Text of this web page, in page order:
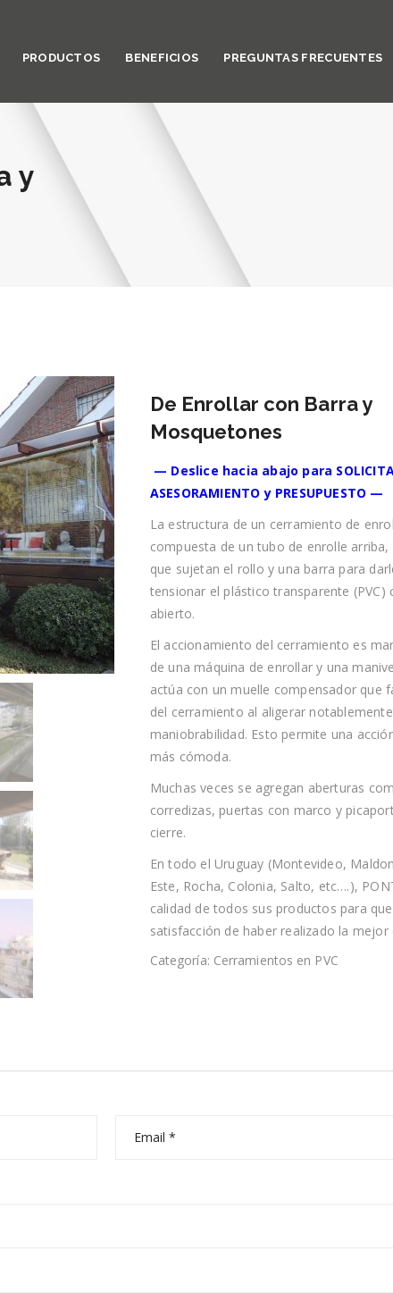
PRODUCTOS BENEFICIOS PREGUNTAS FRECUENTES
y
De Enrollar con Barra y
Mosquetones
— Deslice hacia abajo para
ASESORAMIENTO y PRESUPUESTO —
La estructura de un cerramiento de
compuesta de un tubo de enrolle
que sujetan el rollo y una barra para
tensionar el plástico transparente (PVC)
abierto.
El accionamiento del cerramiento es
de una máquina de enrollar y una
actúa con un muelle compensador que
del cerramiento al aligerar
maniobrabilidad. Esto permite una
más cómoda.
Muchas veces se agregan aberturas
corredizas, puertas con marco y
cierre.
En todo el Uruguay (Montevideo,
Este, Rocha, Colonia, Salto, etc….),
calidad de todos sus productos para
satisfacción de haber realizado la mejor
Categoría: Cerramientos en PVC